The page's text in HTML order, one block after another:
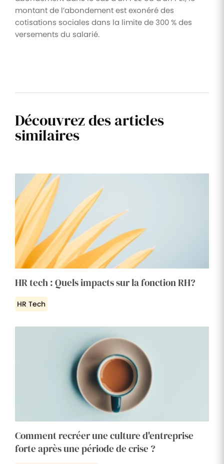
montant de l’abondement est exonéré des
cotisations sociales dans la limite de 300 % des
versements du salarié.
Découvrez des articles
similaires
HR tech : Quels impacts sur la fonction RH?
HR Tech
Comment recréer une culture d'entreprise
forte après une période de crise ?